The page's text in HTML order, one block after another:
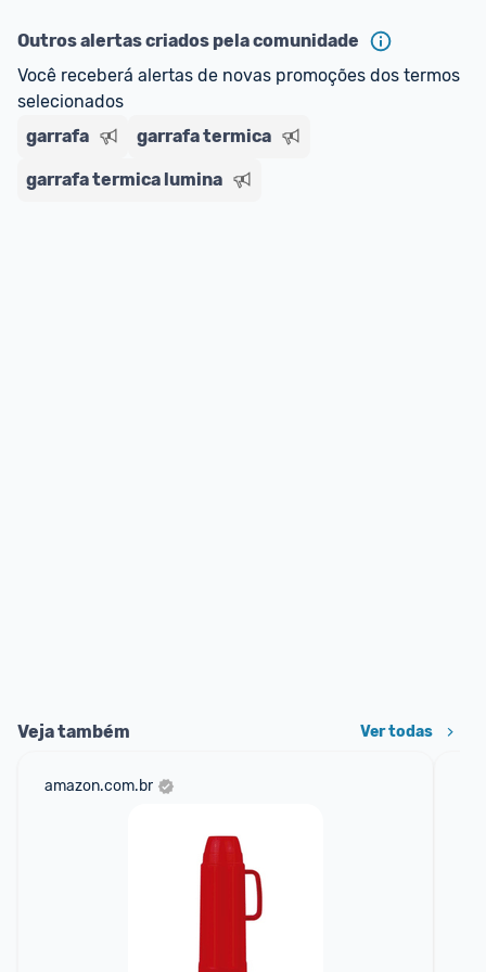
E lembre-se: você sempre pode contar ajuda da
comunidade para tirar dúvidas ou acionar os
nossos Admins marcando
comentário ou através do Fale com o Promobit.
Outros alertas criados pela comunidade
Você receberá alertas de novas promoções dos termos
selecionados
garrafa
garrafa termica
garrafa termica lumina
Veja também Ver todas
amazon.com.br